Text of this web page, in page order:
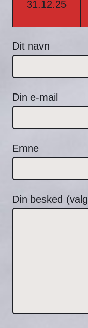
31.12.25
Dit navn
Din e-mail
Emne
Din besked